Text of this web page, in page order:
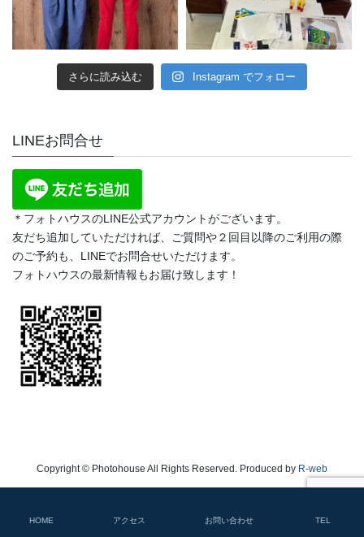
さらに読み込む Instagram でフォロー
LINEお問合せ
＊フォトハウスのLINE公式アカウントがございます。
友だち追加していただければ、ご質問や２回目以降のご利用の際
のご予約も、LINEでお問合せいただけます。
フォトハウスの最新情報もお届け致します！
Copyright © Photohouse All Rights Reserved. Produced by R-web
HOME アクセス お問い合わせ TEL